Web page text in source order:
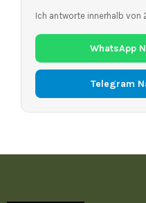
Ich antworte innerhalb von
WhatsApp
Telegram